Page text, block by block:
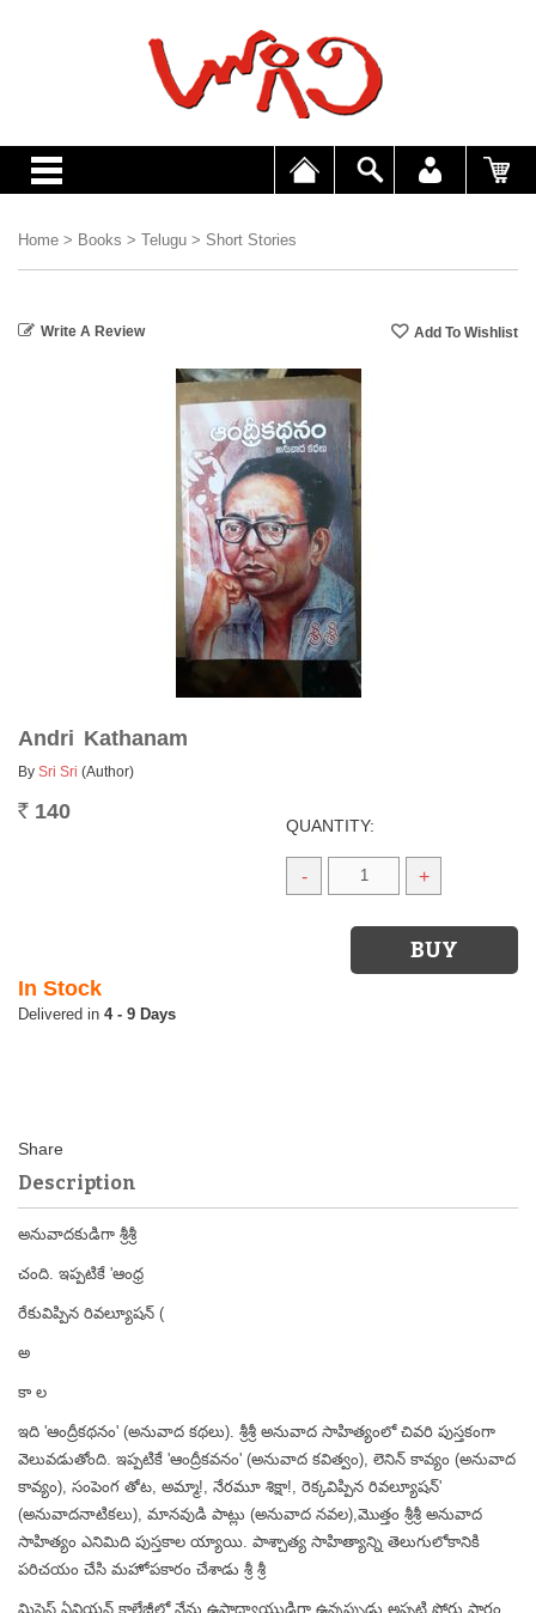
Home > Books > Telugu > Short Stories
Write A Review
Andri Kathanam
By Sri Sri (Author)
Rs. 140
QUANTITY:
- +
In Stock
4 - 9 Days
Description
అనువాదకుడిగా శ్రీశ్రీ
చంది. ఇప్పటికే 'ఆంధ్ర
రేకువిప్పిన రివల్యూషన్ (
అ
కా ల
ఇది 'ఆంద్రీకథనం' (అనువాద కథలు). శ్రీశ్రీ అనువాద సాహిత్యంలో చివరి పుస్తకంగా
వెలువడుతోంది. ఇప్పటికే 'ఆంద్రీకవనం' (అనువాద కవిత్వం), లెనిన్ కావ్యం (అనువాద
కావ్యం), సంపెంగ తోట, అమ్మా!, నేరమూ శిక్షా!, రెక్కవిప్పిన రివల్యూషన్'
(అనువాదనాటికలు), మానవుడి పాట్లు (అనువాద నవల),మొత్తం శ్రీశ్రీ అనువాద
సాహిత్యం ఎనిమిది పుస్తకాల య్యాయి. పాశ్చాత్య సాహిత్యాన్ని తెలుగులోకానికి
పరిచయం చేసి మహోపకారం చేశాడు శ్రీ శ్రీ
మిసెస్ ఏవియన్ కాలేజీలో నేను ఉపాధ్యాయుడిగా ఉన్నప్పుడు అప్పటి ఫోర్తు ఫారం